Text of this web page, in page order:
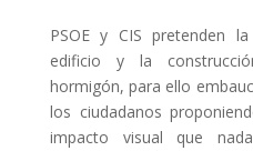
PSOE y CIS pretenden
edificio y la
hormigón, para ello
los ciudadanos
impacto visual que